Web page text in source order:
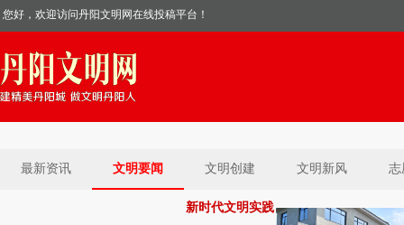
您好，欢迎访问丹阳文明网在线投稿平台！
最新资讯 文明要闻 文明创建 文明新风 志
新时代文明实践